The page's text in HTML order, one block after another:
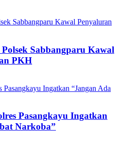
Sabbangparu Kawal
PKH
Pasangkayu Ingatkan
Narkoba”